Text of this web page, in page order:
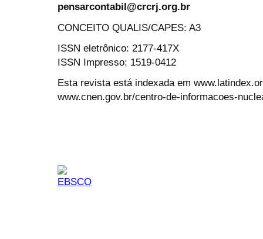
pensarcontabil@crcrj.org.br
CONCEITO QUALIS/CAPES: A3
ISSN eletrônico: 2177-417X
ISSN Impresso: 1519-0412
Esta revista está indexada em
www.cnen.gov.br/centro-de-informacoes-